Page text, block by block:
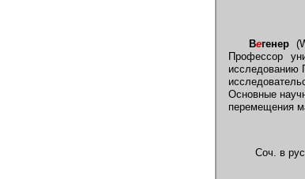
Вегенер
Профессор
исследованию
Основные
перемещения
Соч. в